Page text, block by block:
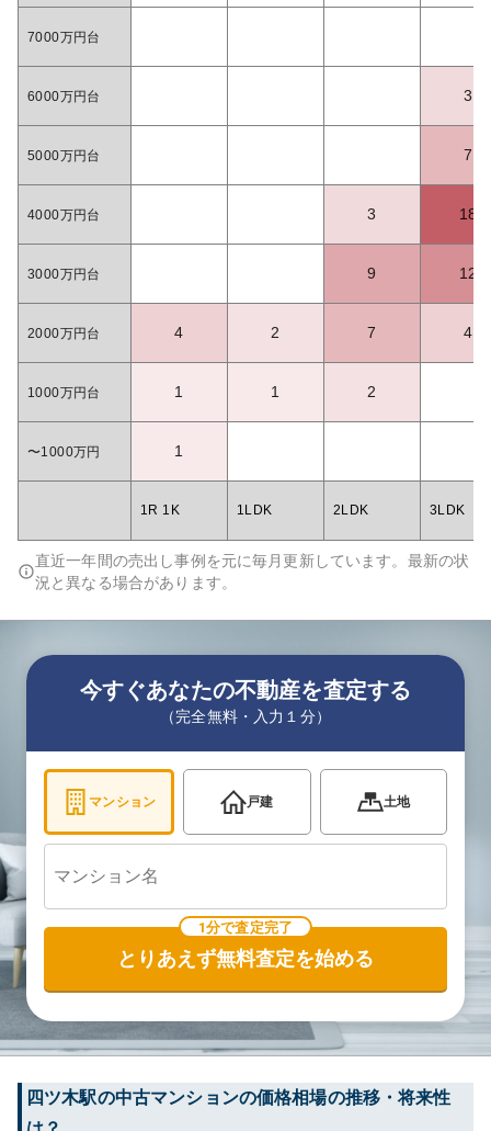
7000万円台
6000万円台 3
5000万円台 7
4000万円台 3 18
3000万円台 9 12
2000万円台 4 2 7 4
1000万円台 1 1 2
〜1000万円 1
1R 1K 1LDK 2LDK 3LDK
直近一年間の売出し事例を元に毎月更新しています。最新の状
況と異なる場合があります。
今すぐあなたの不動産を査定する
（完全無料・入力１分）
マンション 戸建 土地
1分で査定完了
とりあえず無料査定を始める
四ツ木駅の中古マンションの価格相場の推移・将来性